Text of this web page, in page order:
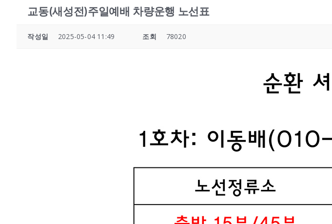
교동(새성전)주일예배 차량운행 노선표
작성일 2025-05-04 11:49 조회 78020